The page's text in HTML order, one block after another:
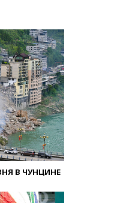
В ЧУНЦИНЕ